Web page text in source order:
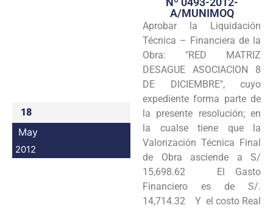
Seguridad
Programas
Intranet
18
May
2012
A/MUNIMOQ
Aprobar la Liquidación
Técnica – Financiera de la
Obra: "RED MATRIZ
DESAGUE ASOCIACION 8
DE DICIEMBRE", cuyo
expediente forma parte de
la presente resolución; en
la cualse tiene que la
Valorización Técnica Final
de Obra asciende a S/
15,698.62 El Gasto
Financiero es de S/.
14,714.32 Y el costo Real